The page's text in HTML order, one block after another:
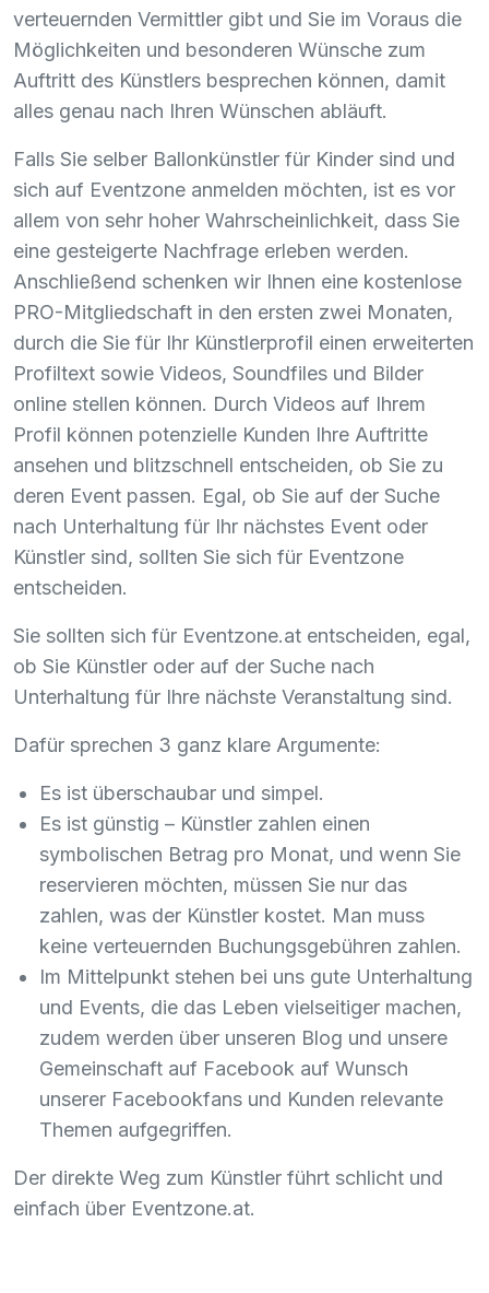
verteuernden Vermittler gibt und Sie im Voraus die
Möglichkeiten und besonderen Wünsche zum
Auftritt des Künstlers besprechen können, damit
alles genau nach Ihren Wünschen abläuft.
Falls Sie selber Ballonkünstler für Kinder sind und
sich auf Eventzone anmelden möchten, ist es vor
allem von sehr hoher Wahrscheinlichkeit, dass Sie
eine gesteigerte Nachfrage erleben werden.
Anschließend schenken wir Ihnen eine kostenlose
PRO-Mitgliedschaft in den ersten zwei Monaten,
durch die Sie für Ihr Künstlerprofil einen erweiterten
Profiltext sowie Videos, Soundfiles und Bilder
online stellen können. Durch Videos auf Ihrem
Profil können potenzielle Kunden Ihre Auftritte
ansehen und blitzschnell entscheiden, ob Sie zu
deren Event passen. Egal, ob Sie auf der Suche
nach Unterhaltung für Ihr nächstes Event oder
Künstler sind, sollten Sie sich für Eventzone
entscheiden.
Sie sollten sich für Eventzone.at entscheiden, egal,
ob Sie Künstler oder auf der Suche nach
Unterhaltung für Ihre nächste Veranstaltung sind.
Dafür sprechen 3 ganz klare Argumente:
Es ist überschaubar und simpel.
Es ist günstig – Künstler zahlen einen
symbolischen Betrag pro Monat, und wenn Sie
reservieren möchten, müssen Sie nur das
zahlen, was der Künstler kostet. Man muss
keine verteuernden Buchungsgebühren zahlen.
Im Mittelpunkt stehen bei uns gute Unterhaltung
und Events, die das Leben vielseitiger machen,
zudem werden über unseren Blog und unsere
Gemeinschaft auf Facebook auf Wunsch
unserer Facebookfans und Kunden relevante
Themen aufgegriffen.
Der direkte Weg zum Künstler führt schlicht und
einfach über Eventzone.at.